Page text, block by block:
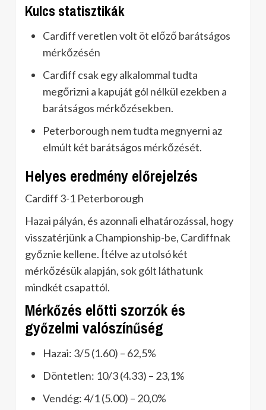
Kulcs statisztikák
Cardiff veretlen volt öt előző barátságos
mérkőzésén
Cardiff csak egy alkalommal tudta
megőrizni a kapuját gól nélkül ezekben a
barátságos mérkőzésekben.
Peterborough nem tudta megnyerni az
elmúlt két barátságos mérkőzését.
Helyes eredmény előrejelzés
Cardiff 3-1 Peterborough
Hazai pályán, és azonnali elhatározással, hogy
visszatérjünk a Championship-be, Cardiffnak
győznie kellene. Ítélve az utolsó két
mérkőzésük alapján, sok gólt láthatunk
mindkét csapattól.
Mérkőzés előtti szorzók és
győzelmi valószínűség
Hazai: 3/5 (1.60) – 62,5%
Döntetlen: 10/3 (4.33) – 23,1%
Vendég: 4/1 (5.00) – 20,0%